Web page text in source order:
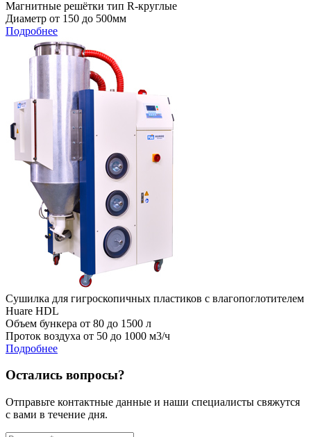
Магнитные решётки тип R-круглые
Диаметр от 150 до 500мм
Подробнее
Сушилка для гигроскопичных пластиков с влагопоглотителем
Huare HDL
Объем бункера от 80 до 1500 л
Проток воздуха от 50 до 1000 м3/ч
Подробнее
Остались вопросы?
Отправьте контактные данные и наши специалисты свяжутся
с вами в течение дня.